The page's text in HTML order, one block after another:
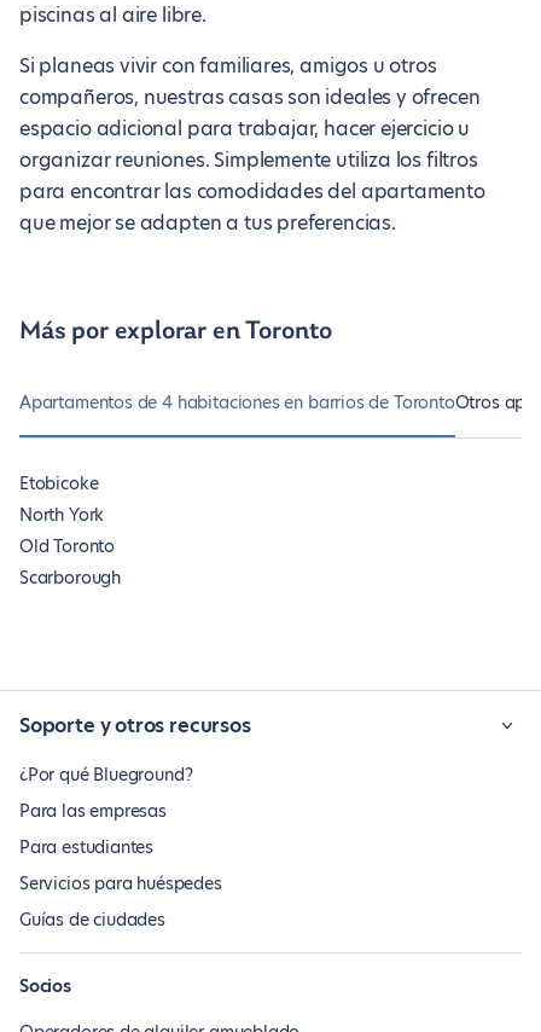
piscinas al aire libre.
Si planeas vivir con familiares, amigos u otros
compañeros, nuestras casas son ideales y ofrecen
espacio adicional para trabajar, hacer ejercicio u
organizar reuniones. Simplemente utiliza los filtros
para encontrar las comodidades del apartamento
que mejor se adapten a tus preferencias.
Más por explorar en Toronto
Apartamentos de 4 habitaciones en barrios de TorontoOtros
Etobicoke
North York
Old Toronto
Scarborough
Soporte y otros recursos
¿Por qué Blueground?
Para las empresas
Para estudiantes
Servicios para huéspedes
Guías de ciudades
Socios